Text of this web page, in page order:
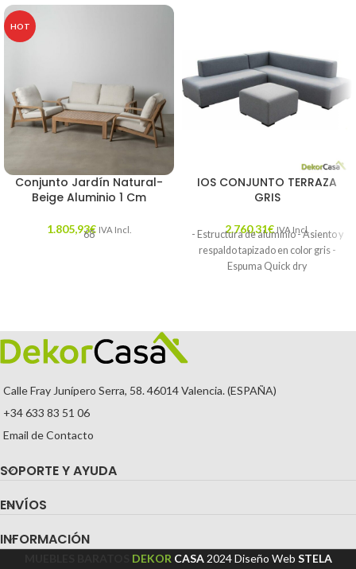
HOT
Conjunto Jardín Natural-
Beige Aluminio 1 Cm
1.805,93€ IVA Incl.
68
IOS CONJUNTO TERRAZA
GRIS
2.760,31€ IVA Incl.
- Estructura de aluminio - Asiento y
respaldo tapizado en color gris -
Espuma Quick dry
Calle Fray Junípero Serra, 58. 46014 Valencia. (ESPAÑA)
+34 633 83 51 06
Email de Contacto
SOPORTE Y AYUDA
ENVÍOS
INFORMACIÓN
DEKOR CASA 2024Diseño Web STELA